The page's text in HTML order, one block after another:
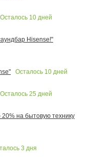
Осталось 10 дней
Hisense!"
Осталось 10 дней
Осталось 25 дней
на бытовую технику
3 дня